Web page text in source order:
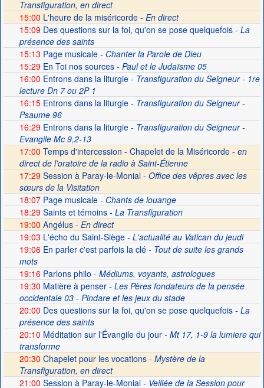
Transfiguration, en direct
15:00 L'heure de la miséricorde - En direct
15:09Des questions sur la foi, qu'on se pose quelquefois- La
présence des saints
15:13 Page musicale- Chanter la Parole de Dieu
15:29En Toi nos sources- Paul et le Judaïsme 05
16:00 Entrons dans la liturgie- Transfiguration du Seigneur - 1re
lecture Dn 7 ou 2P 1
16:15Entrons dans la liturgie- Transfiguration du Seigneur -
Psaume 96
16:29Entrons dans la liturgie- Transfiguration du Seigneur -
Evangile Mc 9,2-13
17:00 Temps d'intercession - Chapelet de la Miséricorde - en
direct de l'oratoire de la radio à Saint-Étienne
17:29 Session à Paray-le-Monial - Office des vêpres avec les
sœurs de la Visitation
18:07Page musicale- Chants de louange
18:29Saints et témoins- La Transfiguration
19:00 Angélus - En direct
19:03 L'écho du Saint-Siège- L'actualité au Vatican du jeudi
19:06En parler c'est parfois la clé- Tout de suite les grands
mots
19:16Parlons philo - Médiums, voyants, astrologues
19:30 Matière à penser- Les Pères fondateurs de la pensée
occidentale 03 - Pindare et les jeux du stade
20:00 Des questions sur la foi, qu'on se pose quelquefois- La
présence des saints
20:10 Méditation sur l'Évangile du jour- Mt 17, 1-9 la lumiere qui
transforme
20:30 Chapelet pour les vocations - Mystère de la
Transfiguration, en direct
21:00 Session à Paray-le-Monial- Veillée de la Session pour